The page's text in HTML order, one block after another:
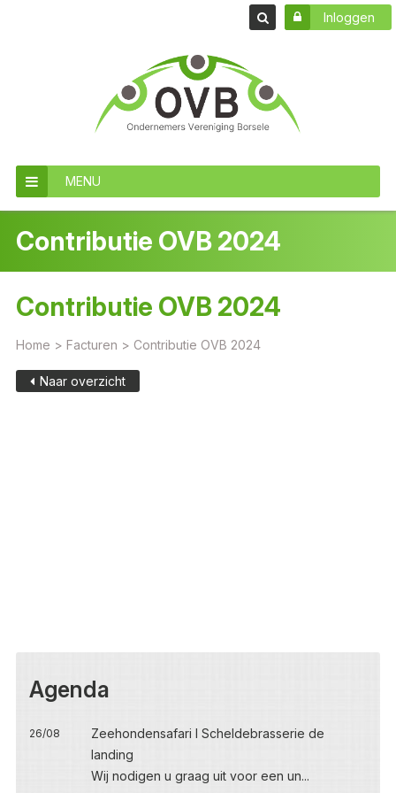
Inloggen
MENU
Contributie OVB 2024
Contributie OVB 2024
Home > Facturen > Contributie OVB 2024
Naar overzicht
Agenda
26/08
Zeehondensafari I Scheldebrasserie de
landing
Wij nodigen u graag uit voor een un...